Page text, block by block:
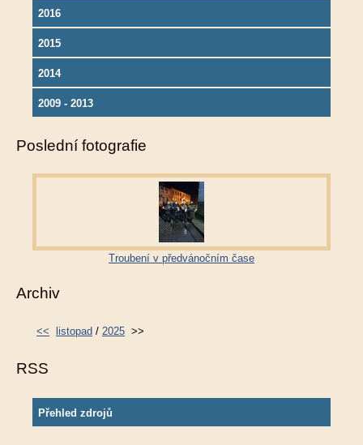
2016
2015
2014
2009 - 2013
Poslední fotografie
Troubení v předvánočním čase
Archiv
<< listopad / 2025 >>
RSS
Přehled zdrojů